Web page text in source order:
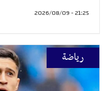
21:25 - 2026/08/09
رياضة